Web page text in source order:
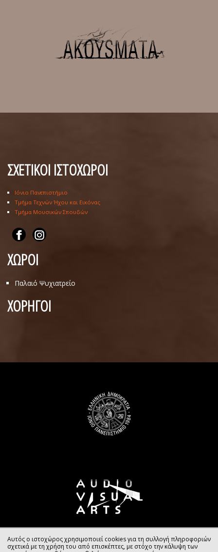
ΣΧΕΤΙΚΟΙ ΙΣΤΟΧΩΡΟΙ
Ιόνιο Πανεπιστήμιο
Τμήμα Τεχνών Ήχου και Εικόνας
Τμήμα Μουσικών Σπουδών
ΧΩΡΟΙ
Παλαιό Ψυχιατρείο
ΧΟΡΗΓΟΙ
Αυτός ο ιστοχώρος χρησιμοποιεί cookies για τη συλλογή πληροφοριών
σχετικά με τη χρήση του από επισκέπτες, με στόχο την κάλυψη των